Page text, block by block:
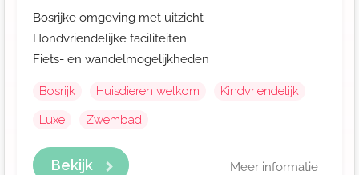
Bosrijke omgeving met uitzicht
Hondvriendelijke faciliteiten
Fiets- en wandelmogelijkheden
Bosrijk Huisdieren welkom
Kindvriendelijk
Luxe
Zwembad
Bekijk Meer informatie